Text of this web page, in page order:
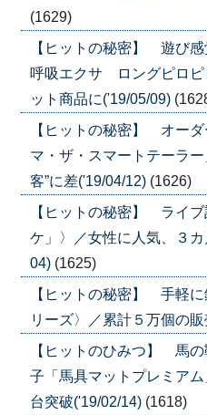
(1629)
【ヒットの秘密】 遊び
呼吸エクサ ロングピロピ
ット商品に('19/05/09)
【ヒットの秘密】 オー
マ・ザ・スマートテーラ
客”に差('19/04/12) (1626)
【ヒットの秘密】 ライ
ケ」〉／女性に人気、３
04) (1625)
【ヒットの秘密】 手軽
リーズ〉／累計５万個の
【ヒットのひみつ】 馬
子「馬具マットプレミア
台突破('19/02/14) (1618)